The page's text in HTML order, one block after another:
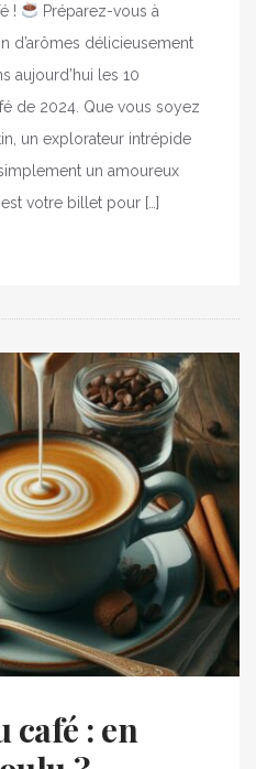
!
Préparez-vous à
d’arômes délicieusement
aujourd’hui les 10
de 2024. Que vous soyez
un explorateur intrépide
un amoureux
votre billet pour […]
café : en